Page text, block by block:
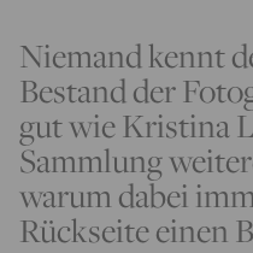
Niemand kennt
Bestand der
gut wie Kristina
Sammlung
warum dabei
Rückseite einen